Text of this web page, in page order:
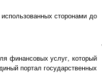
сторонами до
финансовых услуг, который
портал государственных